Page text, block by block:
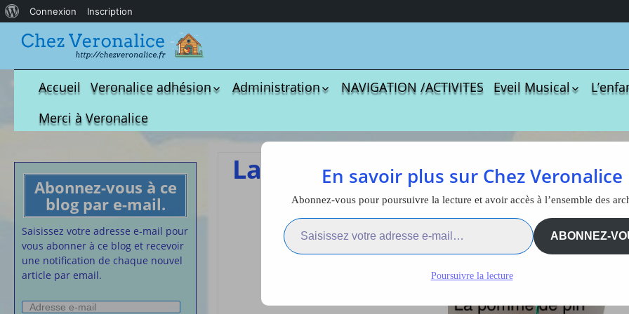
Accueil
Veronalice adhésion
Qui est-elle ?
Adhésion demandes
Administration
S.M.I.C et Cotisations
Affiches pour book
Convention
Lettres Types
Projet d’accueil
calendrier des
Vaccination
NAVIGATION /ACTIVITES
Eveil Musical
Comptines à gestes
Tablatures Musiques
Tablatures Ukulélé
La
Le
La
Merci à Veronalice
Abonnez-vous à ce
blog par e-mail.
Saisissez votre adresse e-mail pour
vous abonner à ce blog et recevoir
une notification de chaque nouvel
article par email.
Adresse
La pomme de pin de Noël
La pomme de pin de Noël
En savoir plus sur Chez Veronalice
Abonnez-vous pour poursuivre la lecture et avoir accès à l’ensemble des
Saisissez votre adresse e-mail…
ABONNEZ-
Poursuivre la lecture
propos
Connexion Inscription